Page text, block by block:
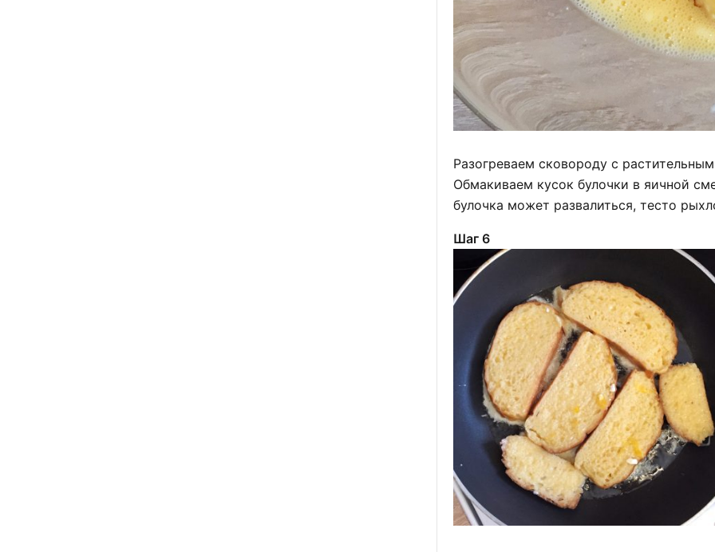
Разогреваем сковороду с
Обмакиваем кусок булочки в яичной
булочка может развалиться, тесто
Шаг 6